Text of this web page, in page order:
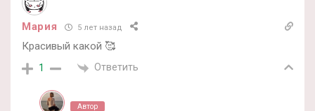
Мария 5 лет назад
Красивый какой 🥰
1 Ответить
Автор